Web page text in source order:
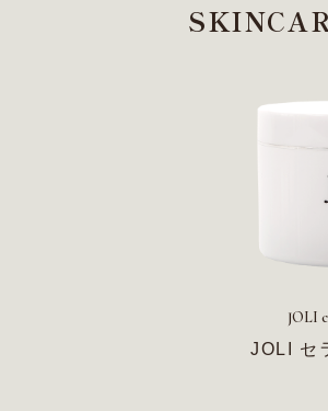
JOLI
JOLI セ